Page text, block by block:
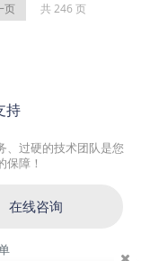
页 共 246 页
持
、过硬的技术团队是您
保障！
在线咨询